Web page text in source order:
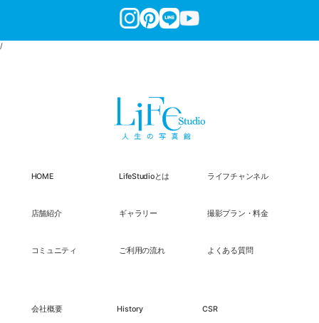
/
HOME LifeStudioとは ライフチャンネル
店舗紹介 ギャラリー 撮影プラン・料金
コミュニティ ご利用の流れ よくある質問
会社概要 History CSR